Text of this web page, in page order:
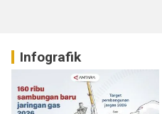
Infografik